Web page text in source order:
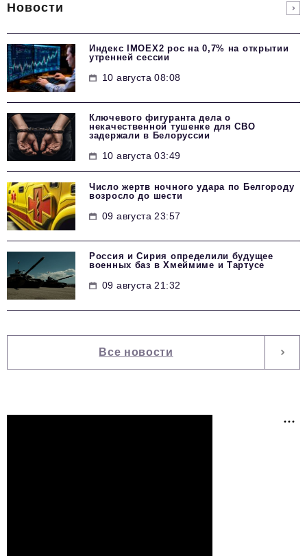
Новости
Индекс IMOEX2 рос на 0,7% на открытии
утренней сессии
10 августа 08:08
Ключевого фигуранта дела о
некачественной тушенке для СВО
задержали в Белоруссии
10 августа 03:49
Число жертв ночного удара по Белгороду
возросло до шести
09 августа 23:57
Россия и Сирия определили будущее
военных баз в Хмеймиме и Тартусе
09 августа 21:32
Все новости